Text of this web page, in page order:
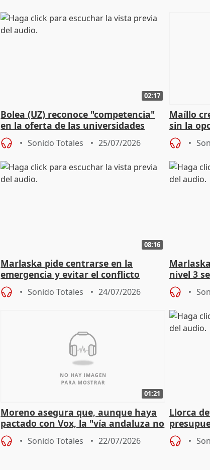
02:17
Bolea (UZ) reconoce "competencia"
en la oferta de las universidades
privadas
Sonido Totales 25/07/2026
Maíllo
sin la
órganos
08:16
Marlaska pide centrarse en la
emergencia y evitar el conflicto
político
Sonido Totales 24/07/2026
nivel 3
de los
01:21
Moreno asegura que, aunque haya
pactado con Vox, la "vía andaluza no
ha muerto" ni él va a "cambiar"
Sonido Totales 22/07/2026
Llorca
dice que